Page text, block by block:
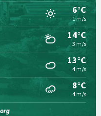
6°C
1 m/s
14°C
3 m/s
13°C
4 m/s
8°C
4 m/s